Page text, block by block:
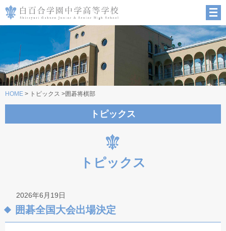
HOME > トピックス >囲碁将棋部
トピックス
トピックス
2026年6月19日
囲碁全国大会出場決定